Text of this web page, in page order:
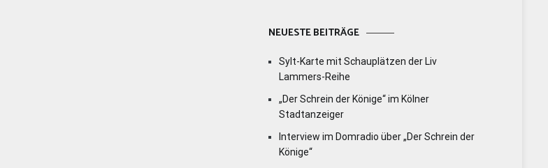
NEUESTE BEITRÄGE
Sylt-Karte mit Schauplätzen der Liv
Lammers-Reihe
„Der Schrein der Könige“ im Kölner
Stadtanzeiger
Interview im Domradio über „Der Schrein der
Könige“